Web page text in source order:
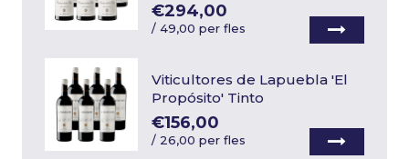
€294,00
/49,00 per fles
Viticultores de Lapuebla 'El
Propósito' Tinto
€156,00
/ 26,00 per fles